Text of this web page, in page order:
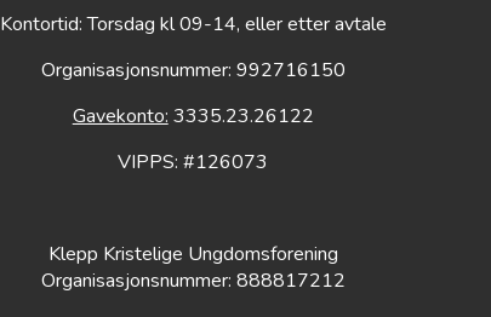
Kontortid: Torsdag kl 09-14, eller etter avtale
Organisasjonsnummer: 992716150
Gavekonto: 3335.23.26122
VIPPS: #126073
Klepp Kristelige Ungdomsforening
Organisasjonsnummer: 888817212